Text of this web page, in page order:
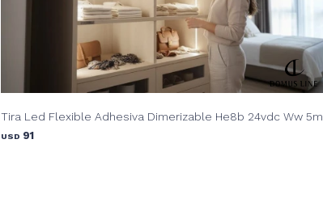
Tira Led Flexible Adhesiva Dimerizable He8b 24vdc Ww 5m
USD 91